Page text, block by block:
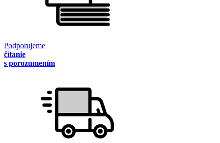
Podporujeme
čítanie
s porozumením